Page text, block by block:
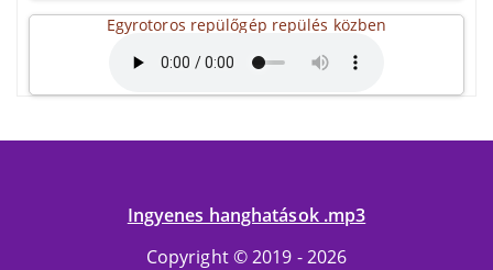
Egyrotoros repülőgép repülés közben
Ingyenes hanghatások .mp3
Copyright © 2019 - 2026